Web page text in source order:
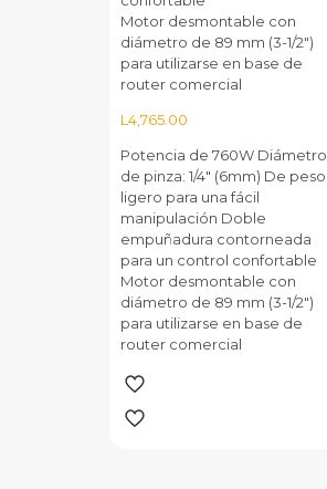
Motor desmontable con
diámetro de 89 mm (3-1/2″)
para utilizarse en base de
router comercial
L4,765.00
Potencia de 760W Diámetro
de pinza: 1/4" (6mm) De peso
ligero para una fácil
manipulación Doble
empuñadura contorneada
para un control confortable
Motor desmontable con
diámetro de 89 mm (3-1/2")
para utilizarse en base de
router comercial